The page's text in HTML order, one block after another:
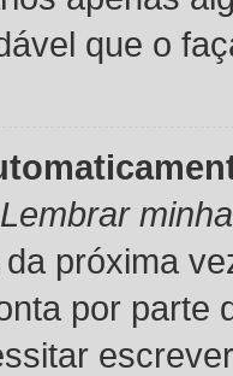
que o
Lembrar
próxima
por parte